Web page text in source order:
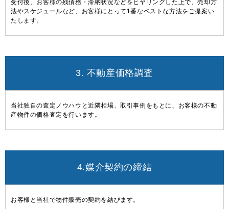
受付後、お客様の残債務・滞納状況などをヒヤリングした上で、売却方
法やスケジュールなど、お客様にとって1番なベストな方法をご提案い
たします。
3. 不動産価格調査
当社独自の査定ノウハウと近隣相場、取引事例をもとに、お客様の不動
産物件の価格査定を行います。
4.媒介契約の締結
お客様と当社で物件販売の契約を結びます。